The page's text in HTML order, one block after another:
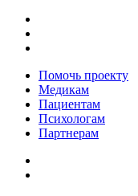
Помочь проекту
Медикам
Пациентам
Психологам
Партнерам